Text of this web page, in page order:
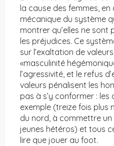
la cause des femmes,
mécanique du système
montrer qu’elles ne sont
les préjudices. Ce
sur l’exaltation de
«masculinité
l’agressivité, et le refus
valeurs pénalisent les
pas à s’y conformer :
exemple (treize fois plus
du nord, à commettre
jeunes hétéros) et tous
lire que jouer au foot.